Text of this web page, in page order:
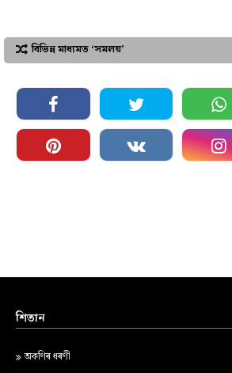
বিভিন্ন মাধ্যমত ‘সমলয়’
শিতান
অকণিৰ ধৰণী